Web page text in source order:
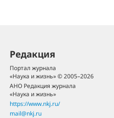
Редакция
Портал журнала
«Наука и жизнь» © 2005–2026
АНО Редакция журнала
«Наука и жизнь»
https://www.nkj.ru/
mail@nkj.ru